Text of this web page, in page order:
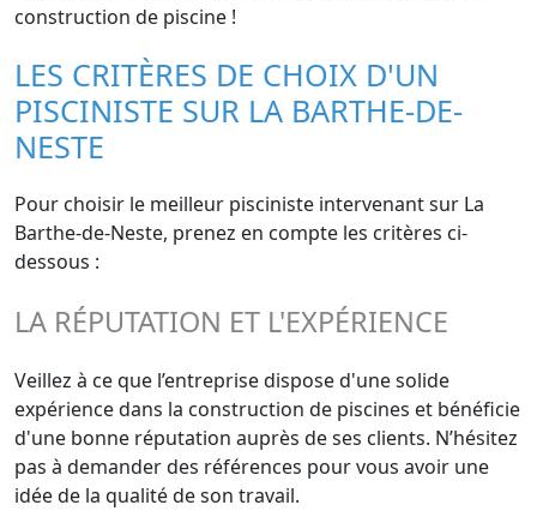
construction de piscine !
LES CRITÈRES DE CHOIX D'UN
PISCINISTE SUR LA BARTHE-DE-
NESTE
Pour choisir le meilleur pisciniste intervenant sur La
Barthe-de-Neste, prenez en compte les critères ci-
dessous :
LA RÉPUTATION ET L'EXPÉRIENCE
Veillez à ce que l’entreprise dispose d'une solide
expérience dans la construction de piscines et bénéficie
d'une bonne réputation auprès de ses clients. N’hésitez
pas à demander des références pour vous avoir une
idée de la qualité de son travail.